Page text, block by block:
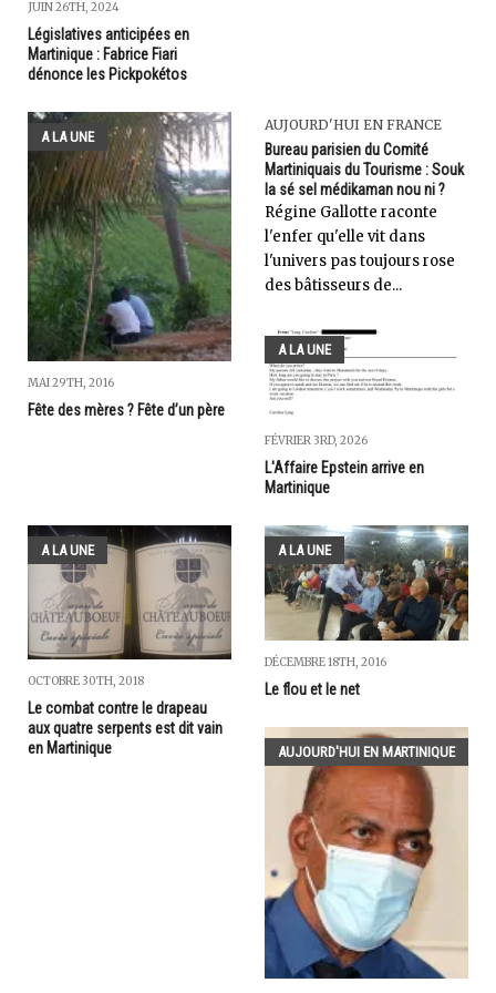
JUIN 26TH, 2024
Législatives anticipées en
Martinique : Fabrice Fiari
dénonce les Pickpokétos
A LA UNE
MAI 29TH, 2016
Fête des mères ? Fête d’un père
AUJOURD'HUI EN FRANCE
Bureau parisien du Comité
Martiniquais du Tourisme : Souk
la sé sel médikaman nou ni ?
Régine Gallotte raconte
l'enfer qu'elle vit dans
l'univers pas toujours rose
des bâtisseurs de...
A LA UNE
FÉVRIER 3RD, 2026
L'Affaire Epstein arrive en
Martinique
A LA UNE
OCTOBRE 30TH, 2018
Le combat contre le drapeau
aux quatre serpents est dit vain
en Martinique
A LA UNE
DÉCEMBRE 18TH, 2016
Le flou et le net
AUJOURD'HUI EN MARTINIQUE